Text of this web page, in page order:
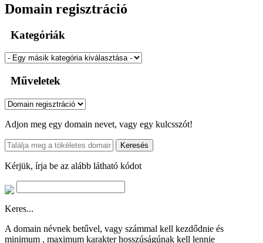
Domain regisztráció
Kategóriák
Műveletek
Adjon meg egy domain nevet, vagy egy kulcsszót!
Keresés
Kérjük, írja be az alább látható kódot
Keres...
A domain névnek betűvel, vagy számmal kell kezdődnie és
minimum , maximum karakter hosszúságúnak kell lennie